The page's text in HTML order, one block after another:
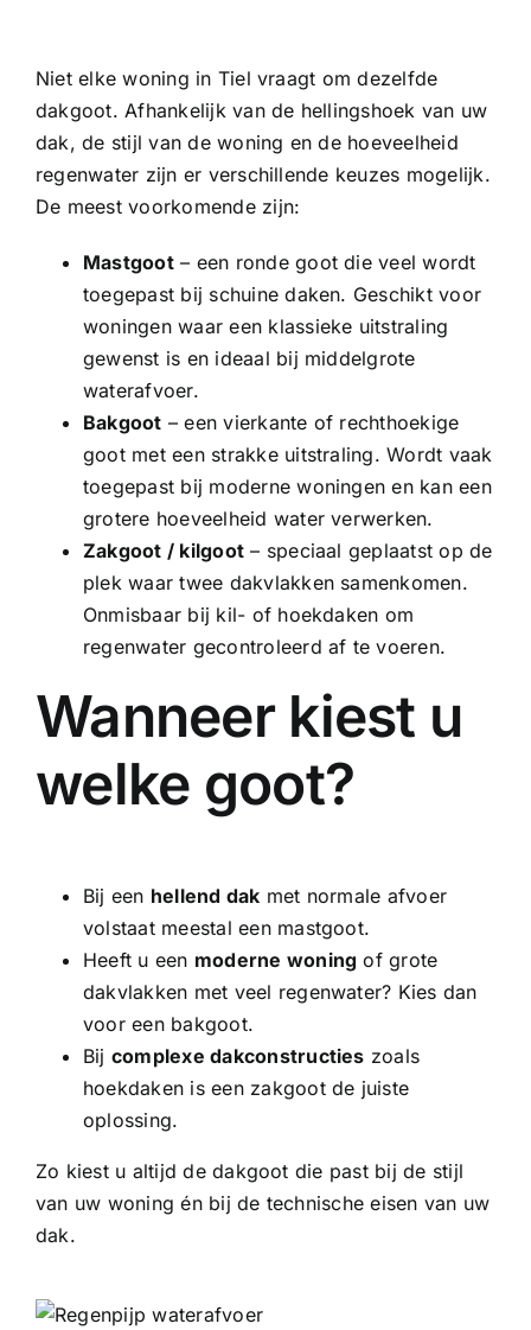
Niet elke woning in Tiel vraagt om dezelfde
dakgoot. Afhankelijk van de hellingshoek van uw
dak, de stijl van de woning en de hoeveelheid
regenwater zijn er verschillende keuzes mogelijk.
De meest voorkomende zijn:
Mastgoot– een ronde goot die veel wordt
toegepast bij schuine daken. Geschikt voor
woningen waar een klassieke uitstraling
gewenst is en ideaal bij middelgrote
waterafvoer.
Bakgoot – een vierkante of rechthoekige
goot met een strakke uitstraling. Wordt vaak
toegepast bij moderne woningen en kan een
grotere hoeveelheid water verwerken.
Zakgoot / kilgoot – speciaal geplaatst op de
plek waar twee dakvlakken samenkomen.
Onmisbaar bij kil- of hoekdaken om
regenwater gecontroleerd af te voeren.
Wanneer kiest u
welke goot?
Bij een hellend dak met normale afvoer
volstaat meestal een mastgoot.
Heeft u een moderne woning of grote
dakvlakken met veel regenwater? Kies dan
voor een bakgoot.
Bij complexe dakconstructies zoals
hoekdaken is een zakgoot de juiste
oplossing.
Zo kiest u altijd de dakgoot die past bij de stijl
van uw woning én bij de technische eisen van uw
dak.